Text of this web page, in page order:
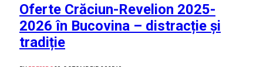
Oferte Crăciun-Revelion 2025-
2026 în Bucovina – distracție și
tradiție